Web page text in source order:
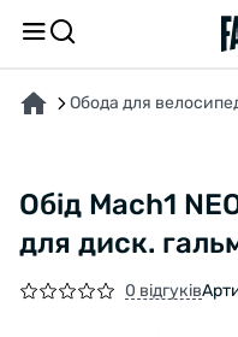
Обода для
Обід Mach1
для диск.
0 відгуків
ПРО ТОВАР ХАРАКТЕРИСТИКИ